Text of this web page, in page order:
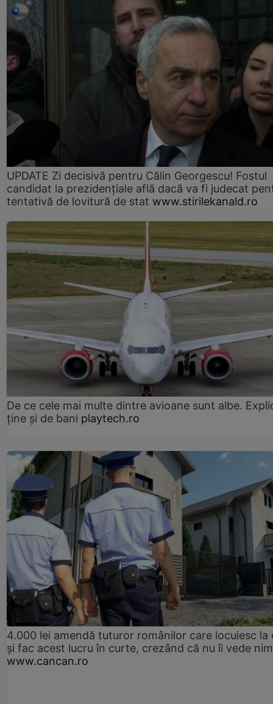
UPDATE Zi decisivă pentru Călin Georgescu! Fostul
candidat la prezidențiale află dacă va fi judecat
tentativă de lovitură de stat www.stirilekanald.ro
De ce cele mai multe dintre avioane sunt albe.
ține și de bani playtech.ro
4.000 lei amendă tuturor românilor care locuiesc la
și fac acest lucru în curte, crezând că nu îi vede
www.cancan.ro